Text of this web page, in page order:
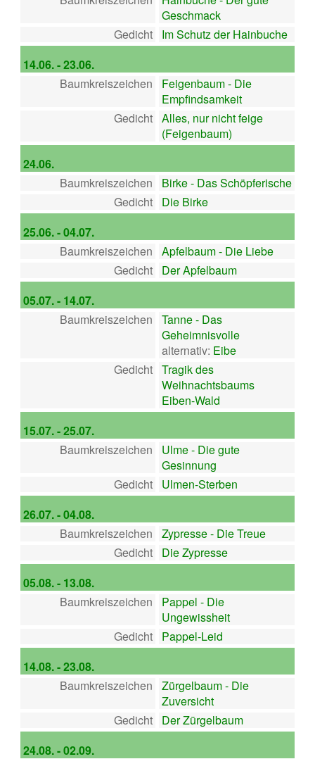
Geschmack
Gedicht
Im Schutz der Hainbuche
14.06. - 23.06.
Baumkreiszeichen
Feigenbaum - Die
Empfindsamkeit
Gedicht Alles, nur nicht feige
(Feigenbaum)
24.06.
Baumkreiszeichen
Birke - Das Schöpferische
Gedicht
Die Birke
25.06. - 04.07.
Baumkreiszeichen
Apfelbaum - Die Liebe
Gedicht
Der Apfelbaum
05.07. - 14.07.
Baumkreiszeichen
Tanne - Das
Geheimnisvolle
alternativ: Eibe
Gedicht Tragik des
Weihnachtsbaums
Eiben-Wald
15.07. - 25.07.
Baumkreiszeichen
Ulme - Die gute
Gesinnung
Gedicht
Ulmen-Sterben
26.07. - 04.08.
Baumkreiszeichen
Zypresse - Die Treue
Gedicht
Die Zypresse
05.08. - 13.08.
Baumkreiszeichen
Pappel - Die
Ungewissheit
Gedicht
Pappel-Leid
14.08. - 23.08.
Baumkreiszeichen
Zürgelbaum - Die
Zuversicht
Gedicht
Der Zürgelbaum
24.08. - 02.09.